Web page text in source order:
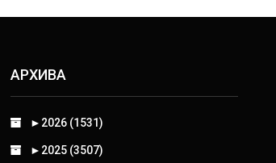
АРХИВА
► 2026 (1531)
► 2025 (3507)